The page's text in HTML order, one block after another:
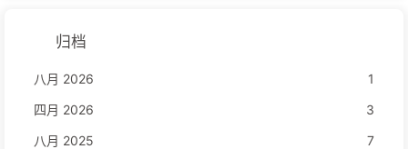
归档
八月 2026
1
四月 2026
3
八月 2025
7